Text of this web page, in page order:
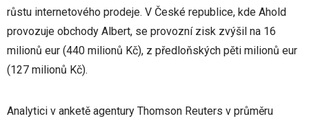
růstu internetového prodeje. V České republice, kde Ahold
provozuje obchody Albert, se provozní zisk zvýšil na 16
milionů eur (440 milionů Kč), z předloňských pěti milionů eur
(127 milionů Kč).
Analytici v anketě agentury Thomson Reuters v průměru